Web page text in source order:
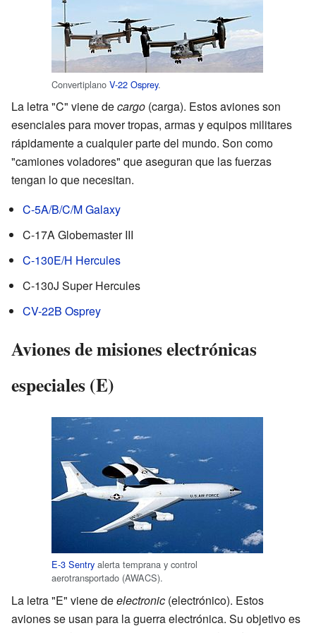
Convertiplano V-22 Osprey.
La letra "C" viene decargo (carga). Estos aviones son
esenciales para mover tropas, armas y equipos militares
rápidamente a cualquier parte del mundo. Son como
"camiones voladores" que aseguran que las fuerzas
tengan lo que necesitan.
C-5A/B/C/M Galaxy
C-17A Globemaster III
C-130E/H Hercules
C-130J Super Hercules
CV-22B Osprey
Aviones de misiones electrónicas
especiales (E)
E-3 Sentry alerta temprana y control
aerotransportado (AWACS).
La letra "E" viene deelectronic (electrónico). Estos
aviones se usan para la guerra electrónica. Su objetivo es